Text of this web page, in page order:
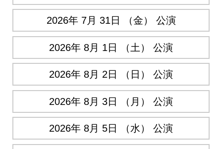
2026年 7月 31日 （金） 公演
2026年 8月 1日 （土） 公演
2026年 8月 2日 （日） 公演
2026年 8月 3日 （月） 公演
2026年 8月 5日 （水） 公演